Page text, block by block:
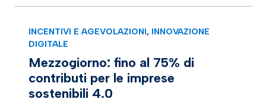
INCENTIVI E AGEVOLAZIONI, INNOVAZIONE
DIGITALE
Mezzogiorno: fino al 75% di
contributi per le imprese
sostenibili 4.0